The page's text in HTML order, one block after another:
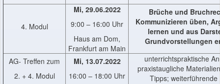
4. Modul
Mi, 29.06.2022
9:00 – 16:00 Uhr
Haus am Dom,
Frankfurt am Main
Brüche und
Kommunizieren üben,
lernen und aus
Grundvorstellungen
AG- Treffen zum
2. + 4. Modul
Mi, 13.07.2022
16:00 – 18:00 Uhr
unterrichtspraktische
praxistaugliche
Tipps; weiterführende